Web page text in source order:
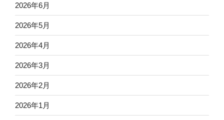
2026年6月
2026年5月
2026年4月
2026年3月
2026年2月
2026年1月